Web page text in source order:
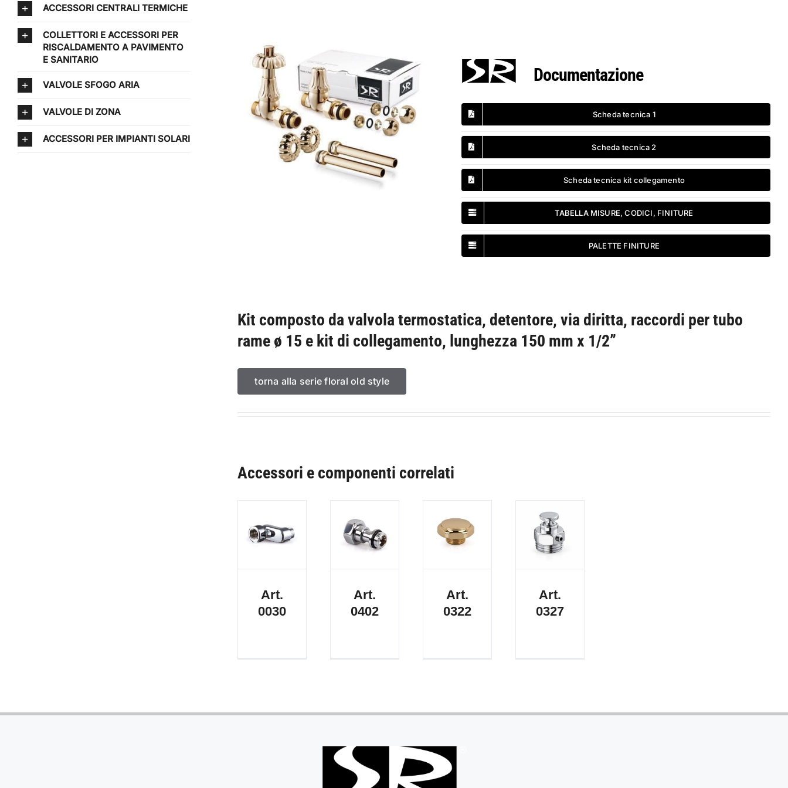
Documentazione
Scheda tecnica 1
Scheda tecnica 2
Scheda tecnica kit collegamento
TABELLA MISURE, CODICI, FINITURE
PALETTE FINITURE
Kit composto da valvola termostatica, detentore, via diritta, raccordi per tubo
rame ø 15 e kit di collegamento, lunghezza 150 mm x 1/2”
torna alla serie floral old style
Accessori e componenti correlati
Art.
0030
Art.
0402
Art.
0322
Art.
0327
ACCESSORI CENTRALI TERMICHE
COLLETTORI E ACCESSORI PER
RISCALDAMENTO A PAVIMENTO
E SANITARIO
VALVOLE SFOGO ARIA
VALVOLE DI ZONA
ACCESSORI PER IMPIANTI SOLARI